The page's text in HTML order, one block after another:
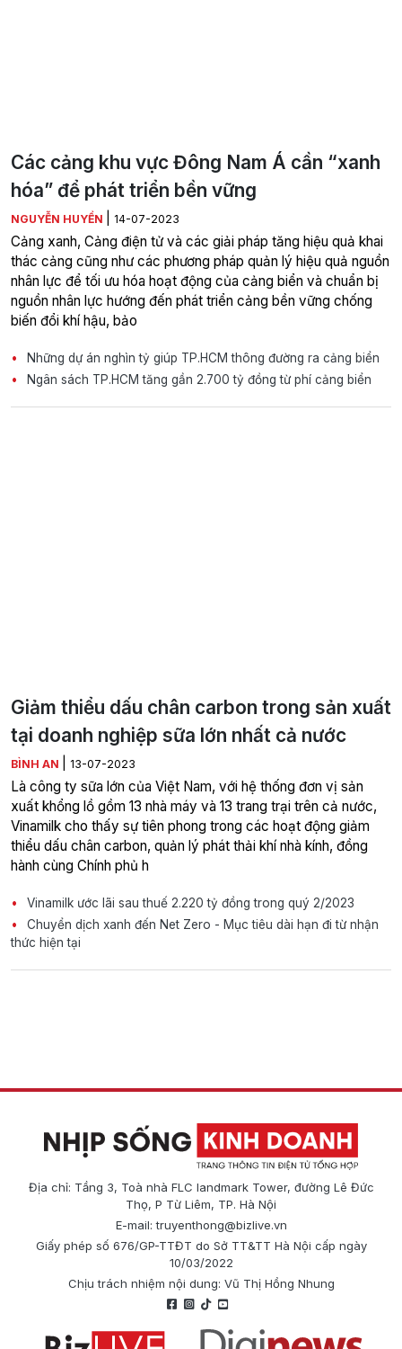
Các cảng khu vực Đông Nam Á cần “xanh
hóa” để phát triển bền vững
NGUYỄN HUYỀN 14-07-2023
Cảng xanh, Cảng điện tử và các giải pháp tăng hiệu quả khai
thác cảng cũng như các phương pháp quản lý hiệu quả nguồn
nhân lực để tối ưu hóa hoạt động của cảng biển và chuẩn bị
nguồn nhân lực hướng đến phát triển cảng bền vững chống
biến đổi khí hậu, bảo
‏Những dự án nghìn tỷ giúp TP.HCM thông đường ra cảng biển
Ngân sách TP.HCM tăng gần 2.700 tỷ đồng từ phí cảng biển
Giảm thiểu dấu chân carbon trong sản xuất
tại doanh nghiệp sữa lớn nhất cả nước
BÌNH AN 13-07-2023
Là công ty sữa lớn của Việt Nam, với hệ thống đơn vị sản
xuất khổng lồ gồm 13 nhà máy và 13 trang trại trên cả nước,
Vinamilk cho thấy sự tiên phong trong các hoạt động giảm
thiểu dấu chân carbon, quản lý phát thải khí nhà kính, đồng
hành cùng Chính phủ h
Vinamilk ước lãi sau thuế 2.220 tỷ đồng trong quý 2/2023
Chuyển dịch xanh đến Net Zero - Mục tiêu dài hạn đi từ nhận
thức hiện tại
Địa chỉ: Tầng 3, Toà nhà FLC landmark Tower, đường Lê Đức
Thọ, P Từ Liêm, TP. Hà Nội
E-mail:truyenthong@bizlive.vn
Giấy phép số 676/GP-TTĐT do Sở TT&TT Hà Nội cấp ngày
10/03/2022
Chịu trách nhiệm nội dung: Vũ Thị Hồng Nhung